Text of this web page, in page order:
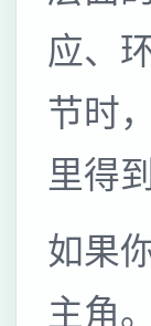
应、
节时
里得
如果
主角